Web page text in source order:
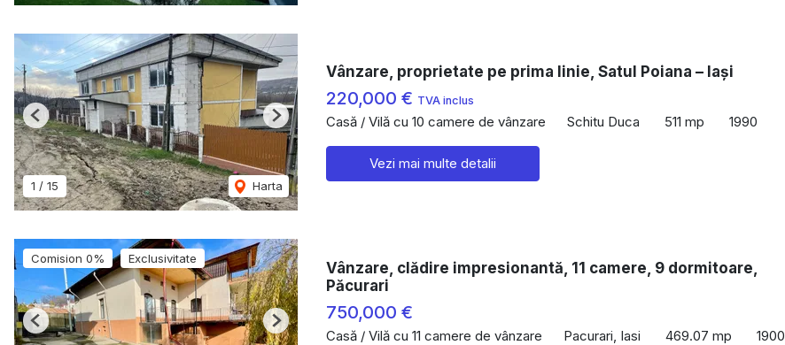
1 / 15 Harta
Previous Next
Vânzare, proprietate pe prima linie, Satul Poiana – Iași
220,000 € TVA inclus
Casă / Vilă cu 10 camere de vânzare Schitu Duca 511 mp 1990
Vezi mai multe detalii
Comision 0% Exclusivitate
Previous Next
Vânzare, clădire impresionantă, 11 camere, 9 dormitoare,
Păcurari
750,000 €
Casă / Vilă cu 11 camere de vânzare Pacurari, Iasi 469.07 mp 1900